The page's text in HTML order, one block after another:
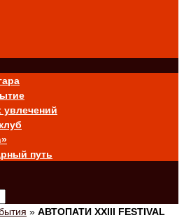
увлечений
путь
» АВТОПАТИ XXIII FESTIVAL